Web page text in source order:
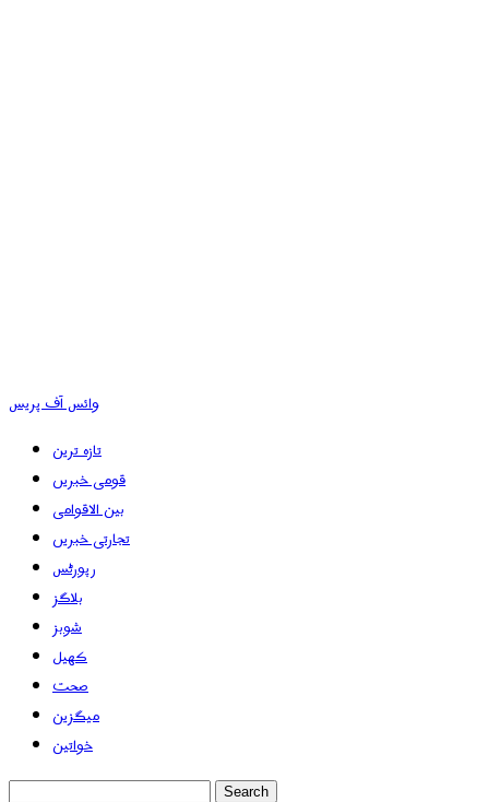
وائس آف پریس
تازہ ترین
قومی خبریں
بین الاقوامی
تجارتی خبریں
رپورٹس
بلاگز
شوبز
کھیل
صحت
میگزین
خواتین